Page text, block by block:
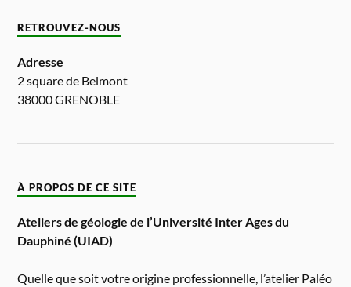
RETROUVEZ-NOUS
Adresse
2 square de Belmont
38000 GRENOBLE
À PROPOS DE CE SITE
Ateliers de géologie de l’Université Inter Ages du
Dauphiné (UIAD)
Quelle que soit votre origine professionnelle, l’atelier Paléo